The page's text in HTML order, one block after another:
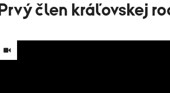
Prvý člen kráľovskej